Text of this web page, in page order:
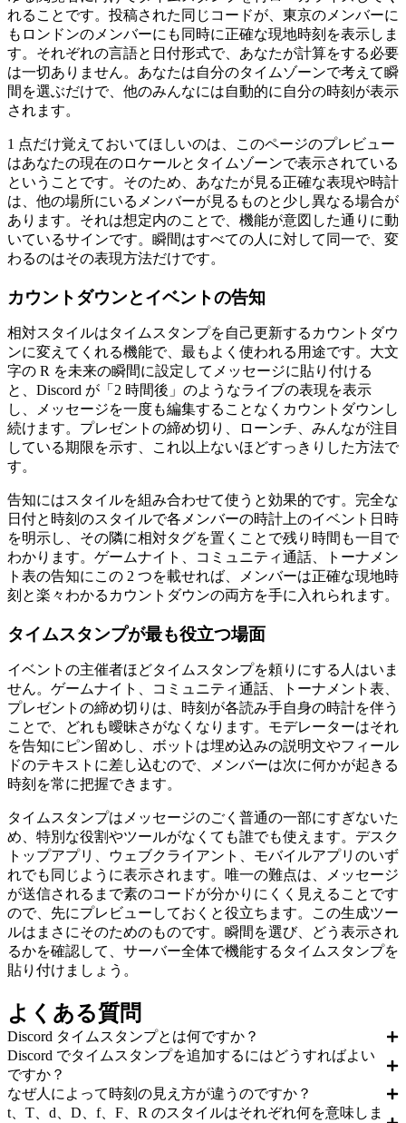
れることです。投稿された同じコードが、東京のメンバーに
もロンドンのメンバーにも同時に正確な現地時刻を表示しま
す。それぞれの言語と日付形式で、あなたが計算をする必要
は一切ありません。あなたは自分のタイムゾーンで考えて瞬
間を選ぶだけで、他のみんなには自動的に自分の時刻が表示
されます。
1 点だけ覚えておいてほしいのは、このページのプレビュー
はあなたの現在のロケールとタイムゾーンで表示されている
ということです。そのため、あなたが見る正確な表現や時計
は、他の場所にいるメンバーが見るものと少し異なる場合が
あります。それは想定内のことで、機能が意図した通りに動
いているサインです。瞬間はすべての人に対して同一で、変
わるのはその表現方法だけです。
カウントダウンとイベントの告知
相対スタイルはタイムスタンプを自己更新するカウントダウ
ンに変えてくれる機能で、最もよく使われる用途です。大文
字の R を未来の瞬間に設定してメッセージに貼り付ける
と、Discord が「2 時間後」のようなライブの表現を表示
し、メッセージを一度も編集することなくカウントダウンし
続けます。プレゼントの締め切り、ローンチ、みんなが注目
している期限を示す、これ以上ないほどすっきりした方法で
す。
告知にはスタイルを組み合わせて使うと効果的です。完全な
日付と時刻のスタイルで各メンバーの時計上のイベント日時
を明示し、その隣に相対タグを置くことで残り時間も一目で
わかります。ゲームナイト、コミュニティ通話、トーナメン
ト表の告知にこの 2 つを載せれば、メンバーは正確な現地時
刻と楽々わかるカウントダウンの両方を手に入れられます。
タイムスタンプが最も役立つ場面
イベントの主催者ほどタイムスタンプを頼りにする人はいま
せん。ゲームナイト、コミュニティ通話、トーナメント表、
プレゼントの締め切りは、時刻が各読み手自身の時計を伴う
ことで、どれも曖昧さがなくなります。モデレーターはそれ
を告知にピン留めし、ボットは埋め込みの説明文やフィール
ドのテキストに差し込むので、メンバーは次に何かが起きる
時刻を常に把握できます。
タイムスタンプはメッセージのごく普通の一部にすぎないた
め、特別な役割やツールがなくても誰でも使えます。デスク
トップアプリ、ウェブクライアント、モバイルアプリのいず
れでも同じように表示されます。唯一の難点は、メッセージ
が送信されるまで素のコードが分かりにくく見えることです
ので、先にプレビューしておくと役立ちます。この生成ツー
ルはまさにそのためのものです。瞬間を選び、どう表示され
るかを確認して、サーバー全体で機能するタイムスタンプを
貼り付けましょう。
よくある質問
Discord タイムスタンプとは何ですか？
Discord でタイムスタンプを追加するにはどうすればよい
ですか？
なぜ人によって時刻の見え方が違うのですか？
t、T、d、D、f、F、R のスタイルはそれぞれ何を意味しま